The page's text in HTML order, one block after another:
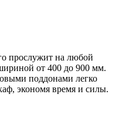
прослужит на любой
от 400 до 900 мм.
поддонами легко
экономя время и силы.